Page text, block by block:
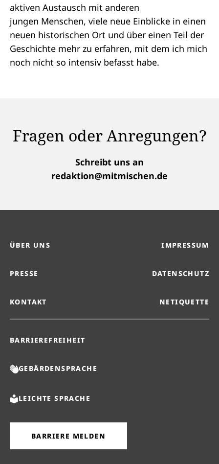
aktiven Austausch mit anderen
jungen Menschen, viele neue Einblicke in einen
neuen historischen Ort und über einen Teil der
Geschichte mehr zu erfahren, mit dem ich mich
noch nicht so intensiv befasst habe.
Fragen oder Anregungen?
Schreibt uns an
redaktion@mitmischen.de
ÜBER UNS IMPRESSUM
PRESSE DATENSCHUTZ
KONTAKT NETIQUETTE
BARRIEREFREIHEIT
GEBÄRDENSPRACHE
LEICHTE SPRACHE
BARRIERE MELDEN